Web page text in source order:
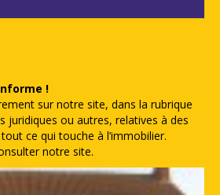
!
sur notre site, dans la rubrique
juridiques ou autres, relatives à des
ce qui touche à l’immobilier.
notre site.